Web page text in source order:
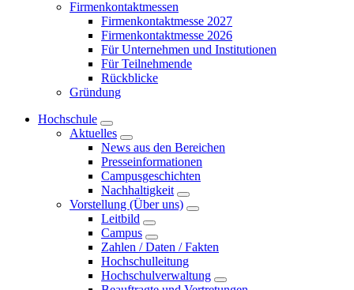
Firmenkontaktmessen
Firmenkontaktmesse 2027
Firmenkontaktmesse 2026
Für Unternehmen und Institutionen
Für Teilnehmende
Rückblicke
Gründung
Hochschule
Aktuelles
News aus den Bereichen
Presseinformationen
Campusgeschichten
Nachhaltigkeit
Vorstellung (Über uns)
Leitbild
Campus
Zahlen / Daten / Fakten
Hochschulleitung
Hochschulverwaltung